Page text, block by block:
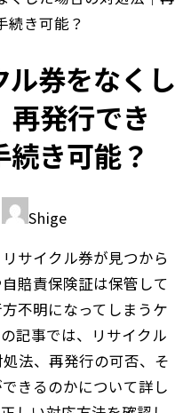
続き可能？
券をなくし
再発行でき
き可能？
Shige
サイクル券が見つから
賠責保険証は保管して
不明になってしまうケ
記事では、リサイクル
法、再発行の可否、そ
きるのかについて詳し